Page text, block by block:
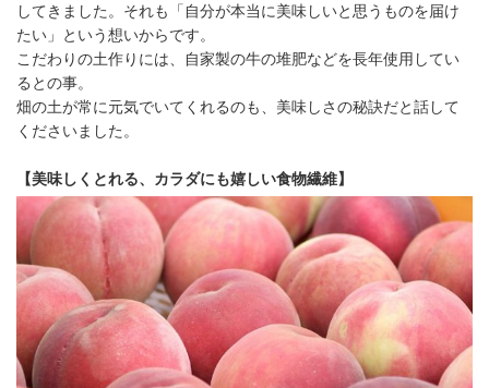
してきました。それも「自分が本当に美味しいと思うものを届け
たい」という想いからです。
こだわりの土作りには、自家製の牛の堆肥などを長年使用してい
るとの事。
畑の土が常に元気でいてくれるのも、美味しさの秘訣だと話して
くださいました。
【美味しくとれる、カラダにも嬉しい食物繊維】